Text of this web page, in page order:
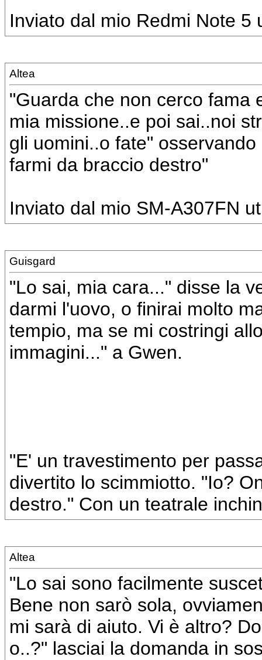
Inviato dal mio Redmi Note 5
Altea
"Guarda che non cerco fama
mia missione..e poi sai..noi
gli uomini..o fate"
farmi da braccio destro"
Inviato dal mio SM-A307FN
Guisgard
"Lo sai, mia cara..." disse la
darmi l'uovo, o finirai molto
tempio, ma se mi costringi
immagini..." a Gwen.
"E' un travestimento per
divertito lo scimmiotto. "Io?
destro." Con un teatrale
Altea
"Lo sai sono facilmente
Bene non sarò sola,
mi sarà di aiuto. Vi è altro?
o..?" lasciai la domanda in